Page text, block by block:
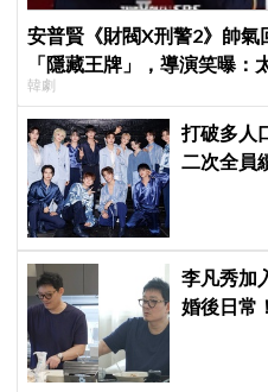
安普賢《財閥X刑警2》帥
「隱藏王牌」，導演笑曝
韓劇
打破多人
二次全員
李凡秀加
婚後日常